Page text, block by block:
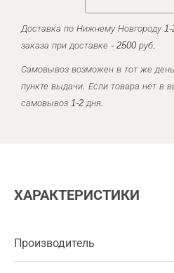
Доставка по Нижнему Новгороду
заказа при доставке - 2500 руб.
Самовывоз возможен в тот же
пункте выдачи. Если товара нет в
самовывоз 1-2 дня.
ХАРАКТЕРИСТИКИ
Производитель